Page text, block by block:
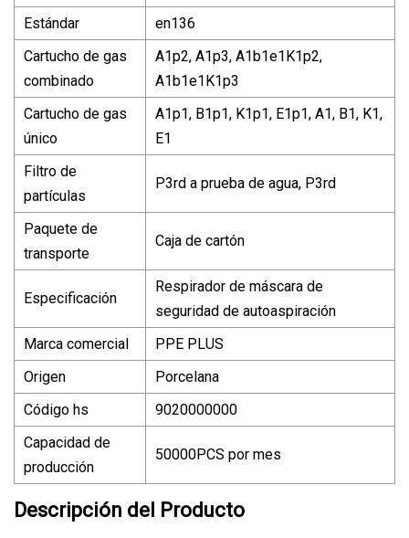
Estándar
en136
Cartucho de gas
combinado
A1p2, A1p3, A1b1e1K1p2,
A1b1e1K1p3
Cartucho de gas
único
A1p1, B1p1, K1p1, E1p1, A1, B1, K1,
E1
Filtro de
partículas
P3rd a prueba de agua, P3rd
Paquete de
transporte
Caja de cartón
Especificación
Respirador de máscara de
seguridad de autoaspiración
Marca comercial
PPE PLUS
Origen
Porcelana
Código hs
9020000000
Capacidad de
producción
50000PCS por mes
Descripción del Producto